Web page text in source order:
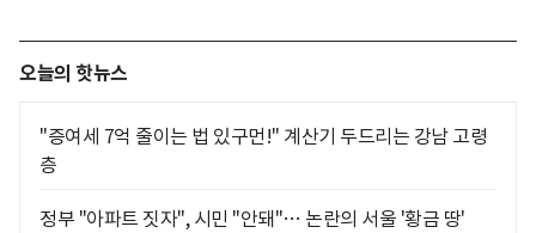
오늘의 핫뉴스
"증여세 7억 줄이는 법 있구먼!" 계산기 두드리는 강남 고령
층
정부 "아파트 짓자", 시민 "안돼"… 논란의 서울 '황금 땅'